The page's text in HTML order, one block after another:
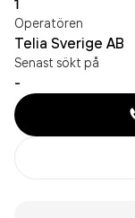
1
Operatören
Telia Sverige AB
Senast sökt på
-